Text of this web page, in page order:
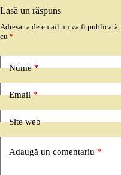
Lasă un răspuns
Adresa ta de email nu va fi publicată.
cu *
Nume*
Email*
Site web
Adaugă un comentariu *